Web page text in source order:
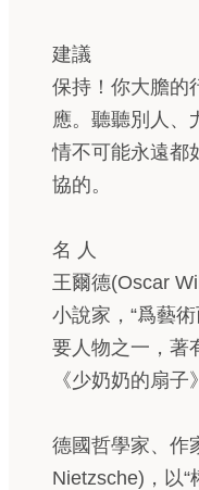
建議
保持！你大膽的
應。聽聽別人、
情不可能永遠都
協的。
名 人
王爾德(Oscar
小說家，“爲藝
要人物之一，著
《少奶奶的扇子
德國哲學家、作
Nietzsche)，以“